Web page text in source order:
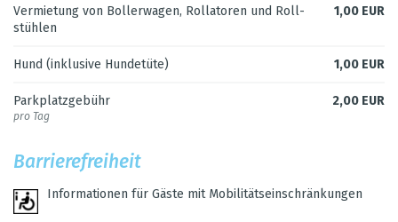
1,00 EUR
Ver­mie­tung von Bol­ler­wa­gen, Rol­la­to­ren und Roll­
stüh­len
1,00 EUR
Hund (inklu­sive Hun­de­tüte)
2,00 EUR
Park­platz­ge­bühr
pro Tag
Bar­rie­re­frei­heit
Infor­ma­tio­nen für Gäste mit Mobi­li­täts­ein­schrän­kun­gen